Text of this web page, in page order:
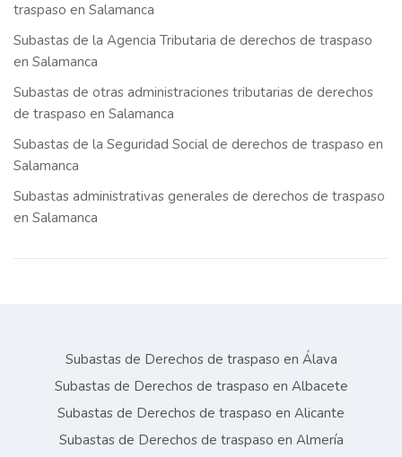
traspaso en Salamanca
Subastas de la Agencia Tributaria de derechos de traspaso
en Salamanca
Subastas de otras administraciones tributarias de derechos
de traspaso en Salamanca
Subastas de la Seguridad Social de derechos de traspaso en
Salamanca
Subastas administrativas generales de derechos de traspaso
en Salamanca
Subastas de Derechos de traspaso en Álava
Subastas de Derechos de traspaso en Albacete
Subastas de Derechos de traspaso en Alicante
Subastas de Derechos de traspaso en Almería